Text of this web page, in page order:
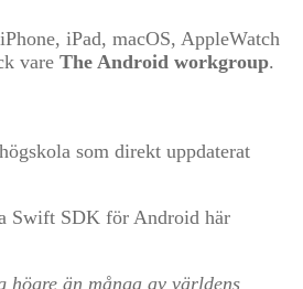
iPad, macOS, AppleWatch
vare The Android workgroup.
som direkt uppdaterat
Swift SDK för Android här
högre än många av världens